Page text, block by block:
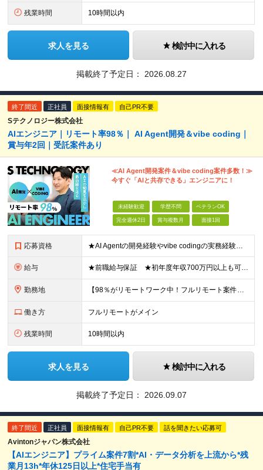
残業時間 10時間以内
求人を見る 検討中に入れる
掲載終了予定日： 2026.08.27
終了間近 正社員 面接情報有 自己PR不要
Sテクノロジー株式会社
AIエンジニア｜リモート率98％｜ AI Agent開発＆vibe coding｜
賞与年2回｜受託案件あり
≪AI Agent開発案件＆vibe coding案件多数！≫
今すぐ「AIと共存できる」エンジニアに！
未経験歓迎 学歴不問 ベテランOK
完全週休2日 賞与複数月 面接1回
応募資格 ★AI Agentの開発経験やvibe codingの実務経験は不問！ ■開発エンジニアとしての実務経験をお持ちの方 ■AI Agentの仕組みを理解している、またはClaude Code、Code
給与 ★前職給与保証 ★初年度年収700万円以上も可能 月給34万円～75万円＋賞与年2回＋各種手当 ◎スキルや経験などを考慮。前職から給与アップをお約束します！ ◎上記月給には固定残業代30時間分(6
勤務地 【98％がリモートワーク中！フルリモート案件も豊富】 秋葉原オフィス、福岡オフィス、 リモートワークまたは全国のプロジェクト先にて勤務となります ※転勤はありません ＜本社＞ 東京都台東区台東4-
働き方 フルリモートがメイン
残業時間 10時間以内
求人を見る 検討中に入れる
掲載終了予定日： 2026.09.07
終了間近 正社員 面接情報有 自己PR不要 話を聞きたい応募可
Avintonジャパン株式会社
【AIエンジニア】プライム案件7割*AI・データ分析を上流から*残
業月13h*年休125日以上*住宅手当有